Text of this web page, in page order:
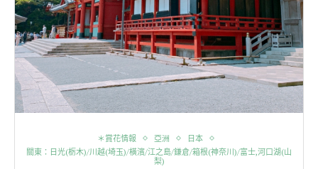
＊賞花情報 亞洲
日本
關東：日光(栃木)/川越(埼玉)/橫濱/江之島/鎌倉/箱根(神奈川)/富士,河口湖(山
梨)